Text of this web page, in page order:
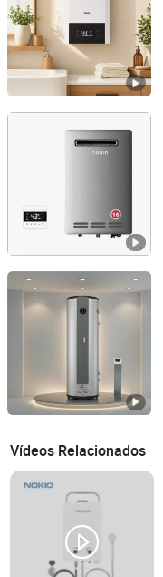
Guangdong, China
Zhongshan Nobin
Guangdong Weinuan
Guangdong, China
Vídeos Relacionados